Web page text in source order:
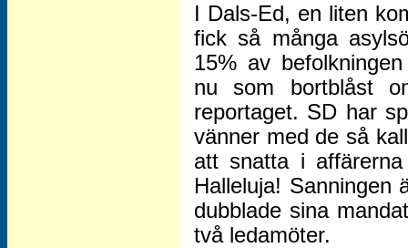
I Dals-Ed, en liten
fick så många
15% av
nu som bortblåst
reportaget. SD har
vänner med de så
att snatta i
Halleluja! Sanningen
dubblade sina
två ledamöter.